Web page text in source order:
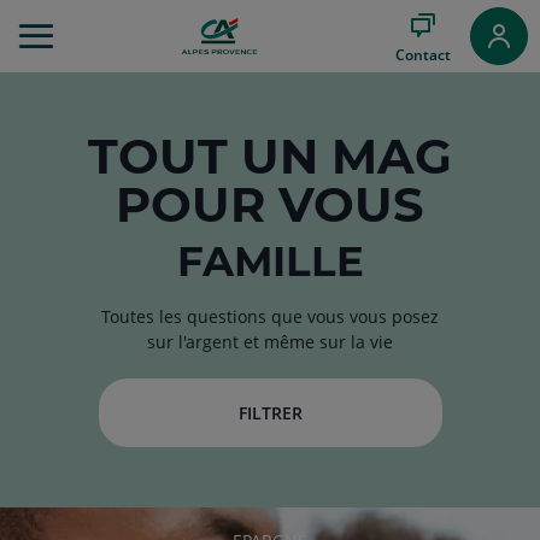
au
Contact
TOUT UN MAG
POUR VOUS
FAMILLE
Toutes les questions que vous vous posez
sur l'argent et même sur la vie
FILTRER